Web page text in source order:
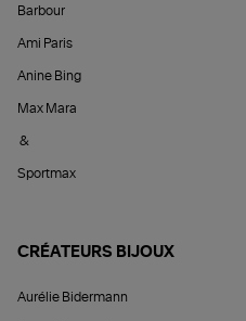
Barbour
Ami Paris
Anine Bing
Max Mara
&
Sportmax
CRÉATEURS BIJOUX
Aurélie Bidermann